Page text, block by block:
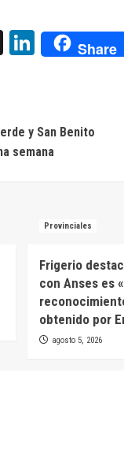
ThreadsShare
y San Benito
semana
Provinciales
Frigerio
con Anses es
obtenido por
agosto 5, 2026